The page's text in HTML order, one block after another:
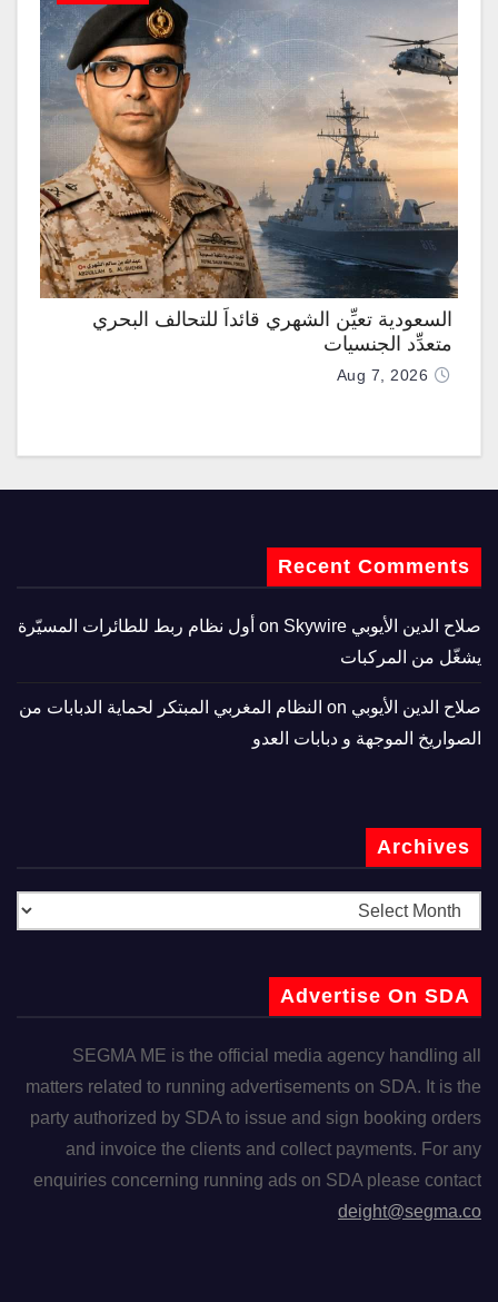
السعودية تعيِّن الشهري قائداً للتحالف البحري
متعدِّد الجنسيات
Aug 7, 2026
Recent Comments
صلاح الدين الأيوبي
Skywire أول نظام ربط للطائرات المسيّرة
يشغّل من المركبات
صلاح الدين الأيوبي
النظام المغربي المبتكر لحماية الدبابات من
الصواريخ الموجهة و دبابات العدو
Archives
Advertise On SDA
SEGMA ME is the official media agency handling all
matters related to running advertisements on SDA. It is the
party authorized by SDA to issue and sign booking orders
and invoice the clients and collect payments. For any
enquiries concerning running ads on SDA please contact
deight@segma.co